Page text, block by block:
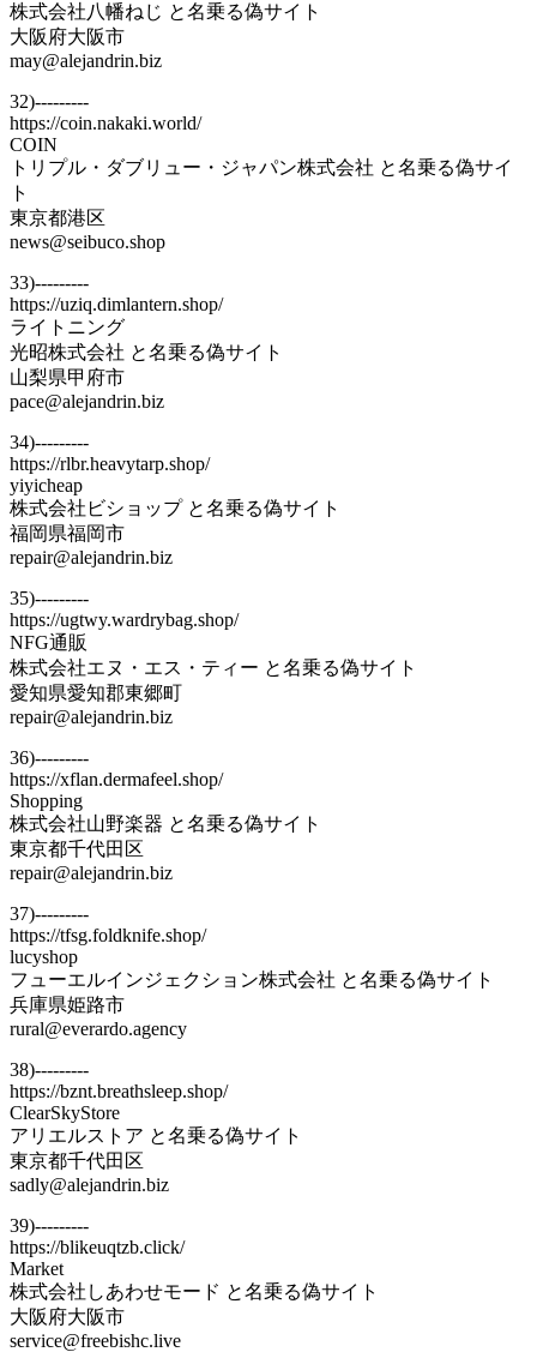
株式会社八幡ねじ と名乗る偽サイト
大阪府大阪市
may@alejandrin.biz
32)---------
https://coin.nakaki.world/
COIN
トリプル・ダブリュー・ジャパン株式会社 と名乗る偽サイ
ト
東京都港区
news@seibuco.shop
33)---------
https://uziq.dimlantern.shop/
ライトニング
光昭株式会社 と名乗る偽サイト
山梨県甲府市
pace@alejandrin.biz
34)---------
https://rlbr.heavytarp.shop/
yiyicheap
株式会社ビショップ と名乗る偽サイト
福岡県福岡市
repair@alejandrin.biz
35)---------
https://ugtwy.wardrybag.shop/
NFG通販
株式会社エヌ・エス・ティー と名乗る偽サイト
愛知県愛知郡東郷町
repair@alejandrin.biz
36)---------
https://xflan.dermafeel.shop/
Shopping
株式会社山野楽器 と名乗る偽サイト
東京都千代田区
repair@alejandrin.biz
37)---------
https://tfsg.foldknife.shop/
lucyshop
フューエルインジェクション株式会社 と名乗る偽サイト
兵庫県姫路市
rural@everardo.agency
38)---------
https://bznt.breathsleep.shop/
ClearSkyStore
アリエルストア と名乗る偽サイト
東京都千代田区
sadly@alejandrin.biz
39)---------
https://blikeuqtzb.click/
Market
株式会社しあわせモード と名乗る偽サイト
大阪府大阪市
service@freebishc.live